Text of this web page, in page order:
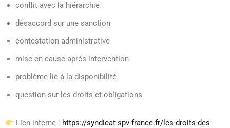
conflit avec la hiérarchie
désaccord sur une sanction
contestation administrative
mise en cause après intervention
problème lié à la disponibilité
question sur les droits et obligations
Lien interne : https://syndicat-spv-france.fr/les-droits-des-